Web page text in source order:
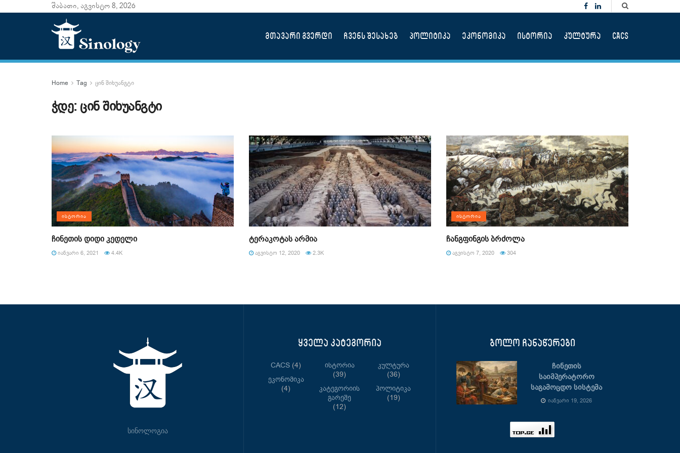
შაბათი, აგვისტო 8, 2026
მთავარი გვერდი ჩვენს შესახებ პოლიტიკა ეკონომიკა ისტორია კულტურა CACS
Home Tag ცინ შიხუანგტი
ჭდე: ცინ შიხუანგტი
ᲘᲡᲢᲝᲠᲘᲐ
ჩინეთის დიდი კედელი
ᲘᲐᲜᲕᲐᲠᲘ 6, 2021 4.4K
ტერაკოტას არმია
ᲐᲒᲕᲘᲡᲢᲝ 12, 2020 2.3K
ᲘᲡᲢᲝᲠᲘᲐ
ჩანგფინგის ბრძოლა
ᲐᲒᲕᲘᲡᲢᲝ 7, 2020 304
სინოლოგია
ყველა კატეგორია
CACS (4)
Ეკონომიკა
(4)
Ისტორია
(39)
Კატეგორიის
Გარეშე
(12)
Კულტურა
(36)
Პოლიტიკა
(19)
ბოლო ჩანაწერები
ჩინეთის
საიმპერატორო
საგამოცდო სისტემა
ᲘᲐᲜᲕᲐᲠᲘ 19, 2026